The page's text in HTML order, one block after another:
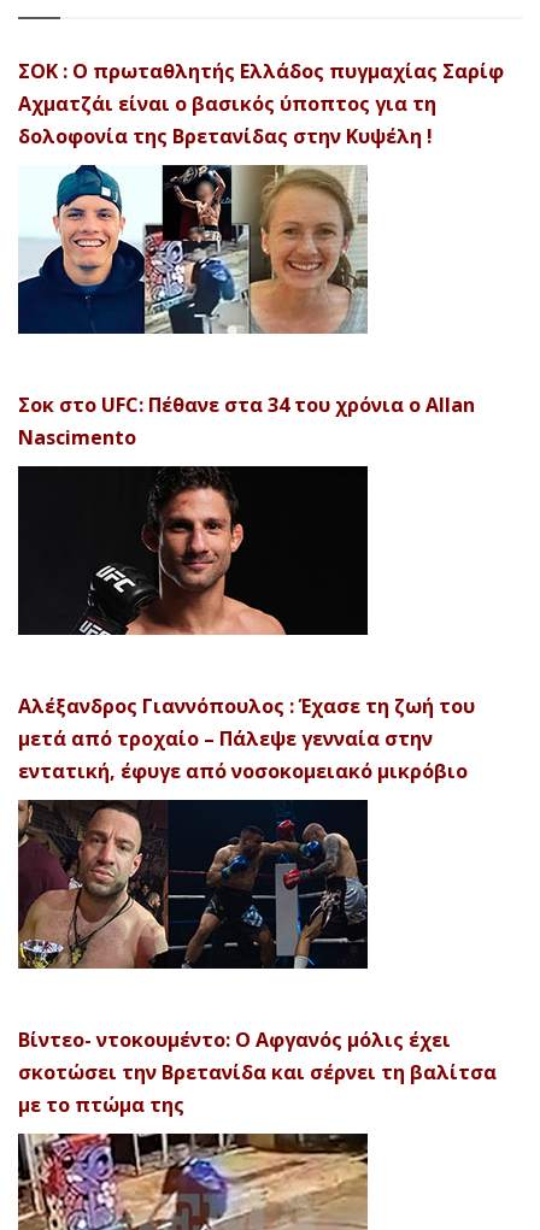
ΣΟΚ : Ο πρωταθλητής Ελλάδος πυγμαχίας Σαρίφ
Αχματζάι είναι ο βασικός ύποπτος για τη
δολοφονία της Βρετανίδας στην Κυψέλη !
Σοκ στο UFC: Πέθανε στα 34 του χρόνια ο Allan
Nascimento
Αλέξανδρος Γιαννόπουλος : Έχασε τη ζωή του
μετά από τροχαίο – Πάλεψε γενναία στην
εντατική, έφυγε από νοσοκομειακό μικρόβιο
Βίντεο- ντοκουμέντο: Ο Αφγανός μόλις έχει
σκοτώσει την Βρετανίδα και σέρνει τη βαλίτσα
με το πτώμα της